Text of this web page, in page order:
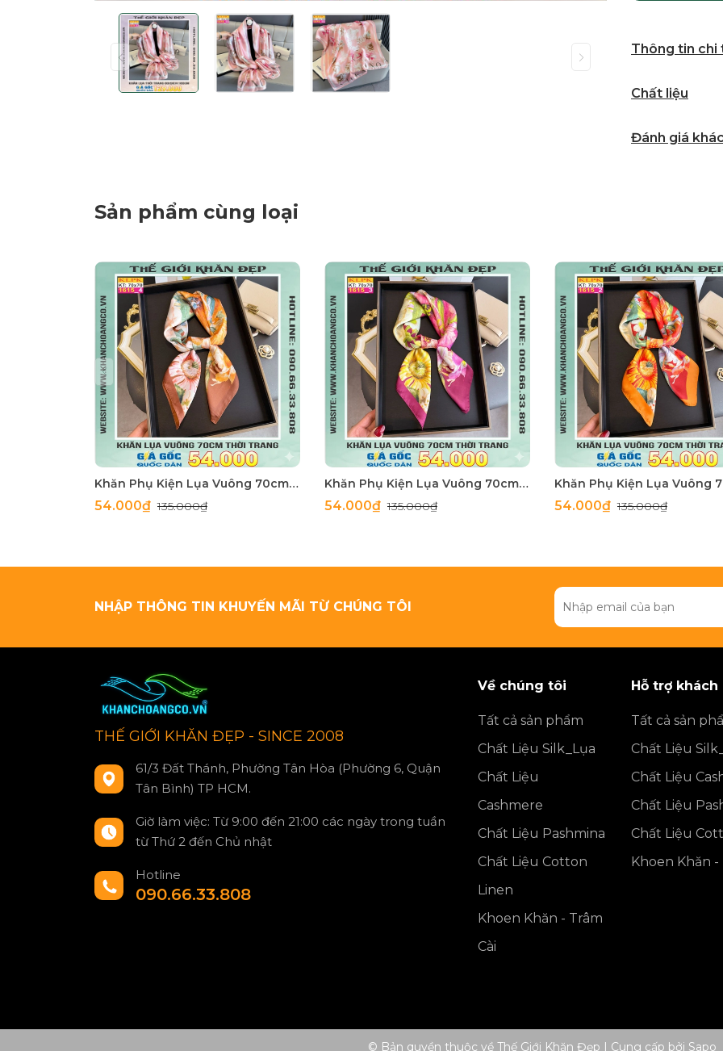
Thông tin chi
Chất liệu
Đánh giá
Sản phẩm cùng loại
Khăn Phụ Kiện Lụa Vuông 70cm - Thế Giới Khăn Đẹp C1062_4
54.000₫135.000₫
Khăn Phụ Kiện Lụa Vuông 70cm - Thế Giới Khăn Đẹp C1062_3
54.000₫135.000₫ 54.000₫135.000₫
NHẬP THÔNG TIN KHUYẾN MÃI TỪ CHÚNG TÔI
THẾ GIỚI KHĂN ĐẸP - SINCE 2008
61/3 Đất Thánh, Phường Tân Hòa (Phường 6, Quận
Tân Bình) TP HCM.
Giờ làm việc: Từ 9:00 đến 21:00 các ngày trong tuần
từ Thứ 2 đến Chủ nhật
Hotline
090.66.33.808
Về chúng tôi
Tất cả sản phẩm
Chất Liệu Silk_Lụa
Chất Liệu
Cashmere
Chất Liệu Pashmina
Chất Liệu Cotton
Linen
Khoen Khăn - Trâm
Cài
Hỗ trợ khách
Tất cả sản
Chất Liệu
Chất Liệu
Chất Liệu
Chất Liệu
Khoen Khăn -
© Bản quyền thuộc về Thế Giới Khăn Đẹp | Cung cấp bởi Sapo